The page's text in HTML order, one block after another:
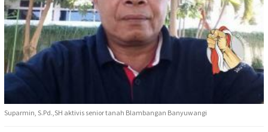
Suparmin, S.Pd.,SH aktivis senior tanah Blambangan Banyuwangi